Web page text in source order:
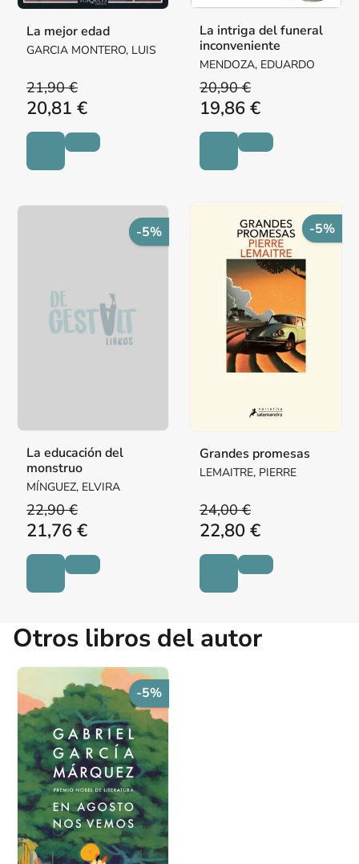
La mejor edad
GARCIA MONTERO, LUIS
21,90 €
20,81 €
La intriga del funeral
inconveniente
MENDOZA, EDUARDO
20,90 €
19,86 €
-5%
La educación del
monstruo
MÍNGUEZ, ELVIRA
22,90 €
21,76 €
-5%
Grandes promesas
LEMAITRE, PIERRE
24,00 €
22,80 €
Otros libros del autor
-5%